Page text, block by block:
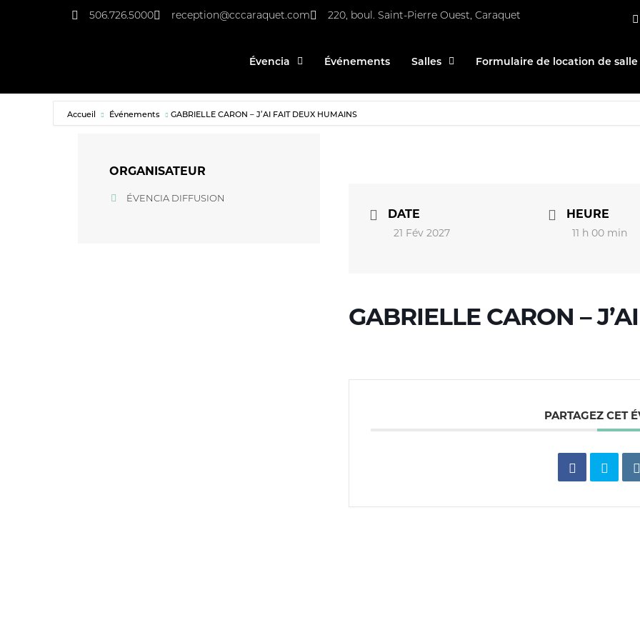
506.726.5000 reception@cccaraquet.com 220, boul. Saint-Pierre Ouest, Caraquet
Évencia Événements Salles Formulaire de location de salle
Accueil Événements GABRIELLE CARON – J’AI FAIT DEUX HUMAINS
ORGANISATEUR
ÉVENCIA DIFFUSION
DATE
21 Fév 2027
HEURE
11 h 00 min
GABRIELLE CARON –
PARTAGEZ CET